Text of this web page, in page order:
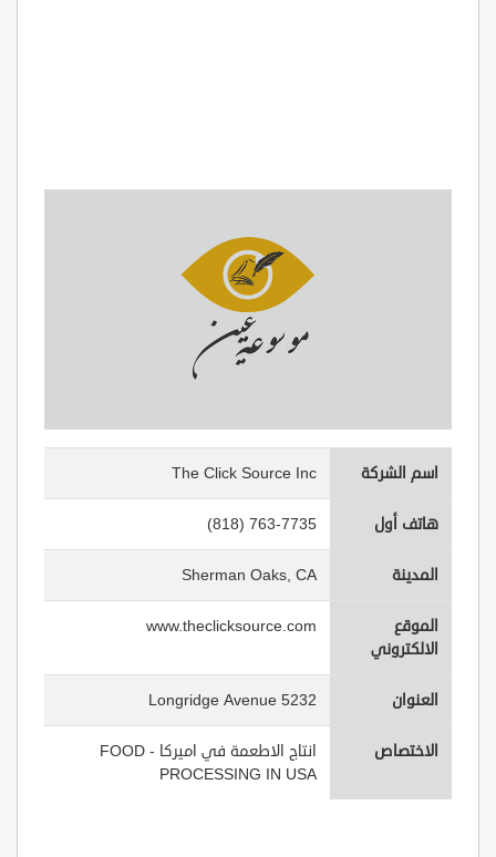
اسم الشركة The Click Source Inc
هاتف أول (818) 763-7735
المدينة Sherman Oaks, CA
الموقع
الالكتروني
www.theclicksource.com
العنوان 5232 Longridge Avenue
الاختصاص
انتاج الاطعمة في اميركا - FOOD
PROCESSING IN USA